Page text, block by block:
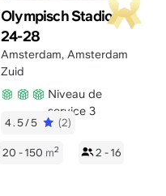
Olympisch Stadion
24-28
Amsterdam, Amsterdam
Zuid
Niveau de
service 3
4.5/5 (2)
20 - 150 m2 2 - 16